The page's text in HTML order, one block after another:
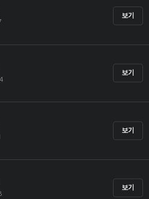
보기
보기
보기
보기